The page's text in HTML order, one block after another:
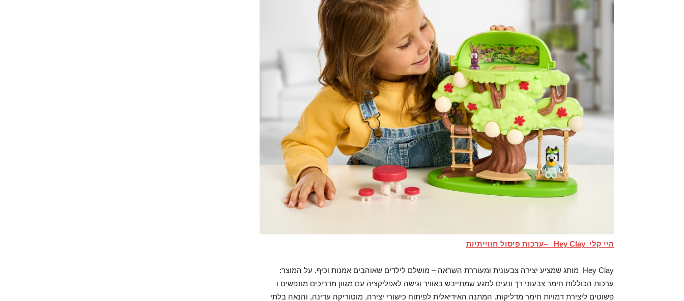
היי קלי ערכות פיסול חווייתיות
Hey Clay מותג שמציע יצירה צבעונית ומעוררת השראה – מושלם לילדים שאוהבים אמנות וכיף. על המוצר:
ערכות הכוללות חימר צבעוני רך ונעים למגע שמתייבש באוויר וגישה לאפליקציה עם מגוון מדריכים מונפשים ו
פשוטים ליצירת דמויות חימר מדליקות. המתנה האידיאלית לפיתוח כישורי יצירה, מוטוריקה עדינה, והנאה בלתי